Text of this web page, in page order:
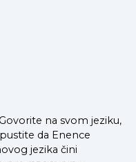
na svom jeziku,
da Enence
jezika čini